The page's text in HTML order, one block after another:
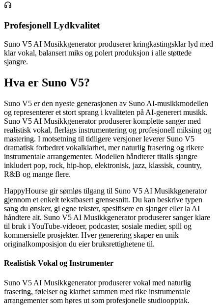
Profesjonell Lydkvalitet
Suno V5 AI Musikkgenerator produserer kringkastingsklar lyd med
klar vokal, balansert miks og polert produksjon i alle støttede
sjangre.
Hva er Suno V5?
Suno V5 er den nyeste generasjonen av Suno AI-musikkmodellen
og representerer et stort sprang i kvaliteten på AI-generert musikk.
Suno V5 AI Musikkgenerator produserer komplette sanger med
realistisk vokal, flerlags instrumentering og profesjonell miksing og
mastering. I motsetning til tidligere versjoner leverer Suno V5
dramatisk forbedret vokalklarhet, mer naturlig frasering og rikere
instrumentale arrangementer. Modellen håndterer titalls sjangre
inkludert pop, rock, hip-hop, elektronisk, jazz, klassisk, country,
R&B og mange flere.
HappyHourse gir sømløs tilgang til Suno V5 AI Musikkgenerator
gjennom et enkelt tekstbasert grensesnitt. Du kan beskrive typen
sang du ønsker, gi egne tekster, spesifisere en sjanger eller la AI
håndtere alt. Suno V5 AI Musikkgenerator produserer sanger klare
til bruk i YouTube-videoer, podcaster, sosiale medier, spill og
kommersielle prosjekter. Hver generering skaper en unik
originalkomposisjon du eier bruksrettighetene til.
Realistisk Vokal og Instrumenter
Suno V5 AI Musikkgenerator produserer vokal med naturlig
frasering, følelser og klarhet sammen med rike instrumentale
arrangementer som høres ut som profesjonelle studioopptak.